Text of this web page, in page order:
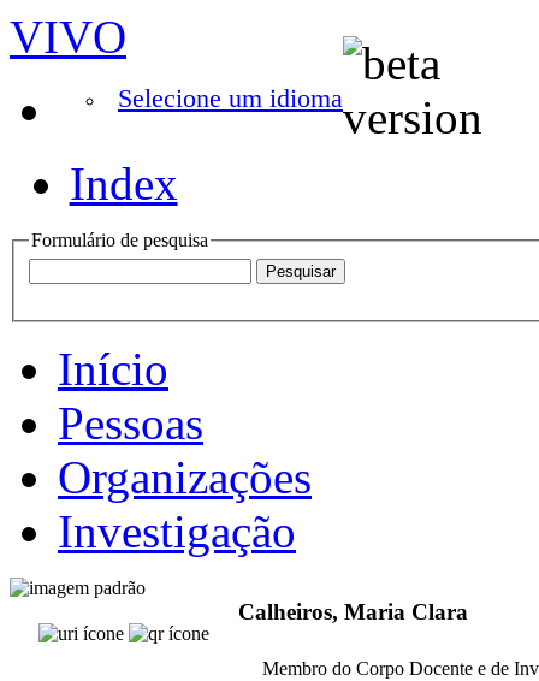
VIVO
Selecione um idioma
Index
Formulário de pesquisa
Início
Pessoas
Organizações
Investigação
Calheiros, Maria Clara
Membro do Corpo Docente e de